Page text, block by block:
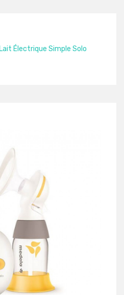
Électrique Simple Solo